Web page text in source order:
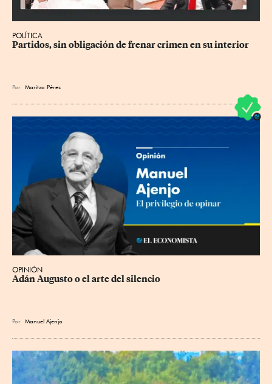
POLÍTICA
Partidos, sin obligación de frenar crimen en su interior
Por Maritza Pérez
OPINIÓN
Adán Augusto o el arte del silencio
Por Manuel Ajenjo